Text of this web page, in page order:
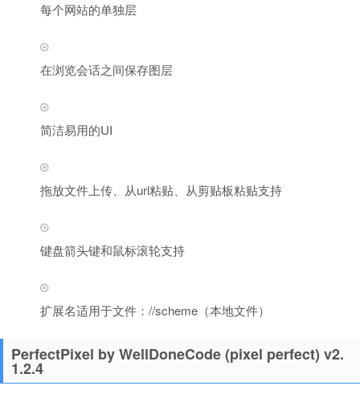
每个网站的单独层
在浏览会话之间保存图层
简洁易用的UI
拖放文件上传、从url粘贴、从剪贴板粘贴支持
键盘箭头键和鼠标滚轮支持
扩展名适用于文件：//scheme（本地文件）
PerfectPixel by WellDoneCode (pixel perfect) v2.
1.2.4